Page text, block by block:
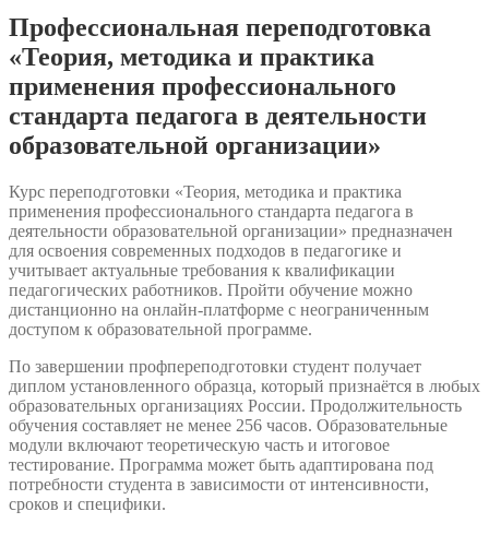
Профессиональная переподготовка
«Теория, методика и практика
применения профессионального
стандарта педагога в деятельности
образовательной организации»
Курс переподготовки «Теория, методика и практика
применения профессионального стандарта педагога в
деятельности образовательной организации» предназначен
для освоения современных подходов в педагогике и
учитывает актуальные требования к квалификации
педагогических работников. Пройти обучение можно
дистанционно на онлайн-платформе с неограниченным
доступом к образовательной программе.
По завершении профпереподготовки студент получает
диплом установленного образца, который признаётся в любых
образовательных организациях России. Продолжительность
обучения составляет не менее 256 часов. Образовательные
модули включают теоретическую часть и итоговое
тестирование. Программа может быть адаптирована под
потребности студента в зависимости от интенсивности,
сроков и специфики.